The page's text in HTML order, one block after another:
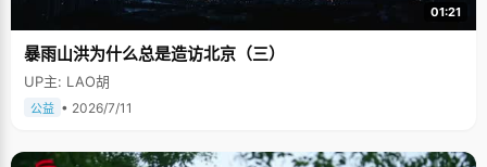
01:21
暴雨山洪为什么总是造访北京（三）
UP主: LAO胡
公益 • 2026/7/11